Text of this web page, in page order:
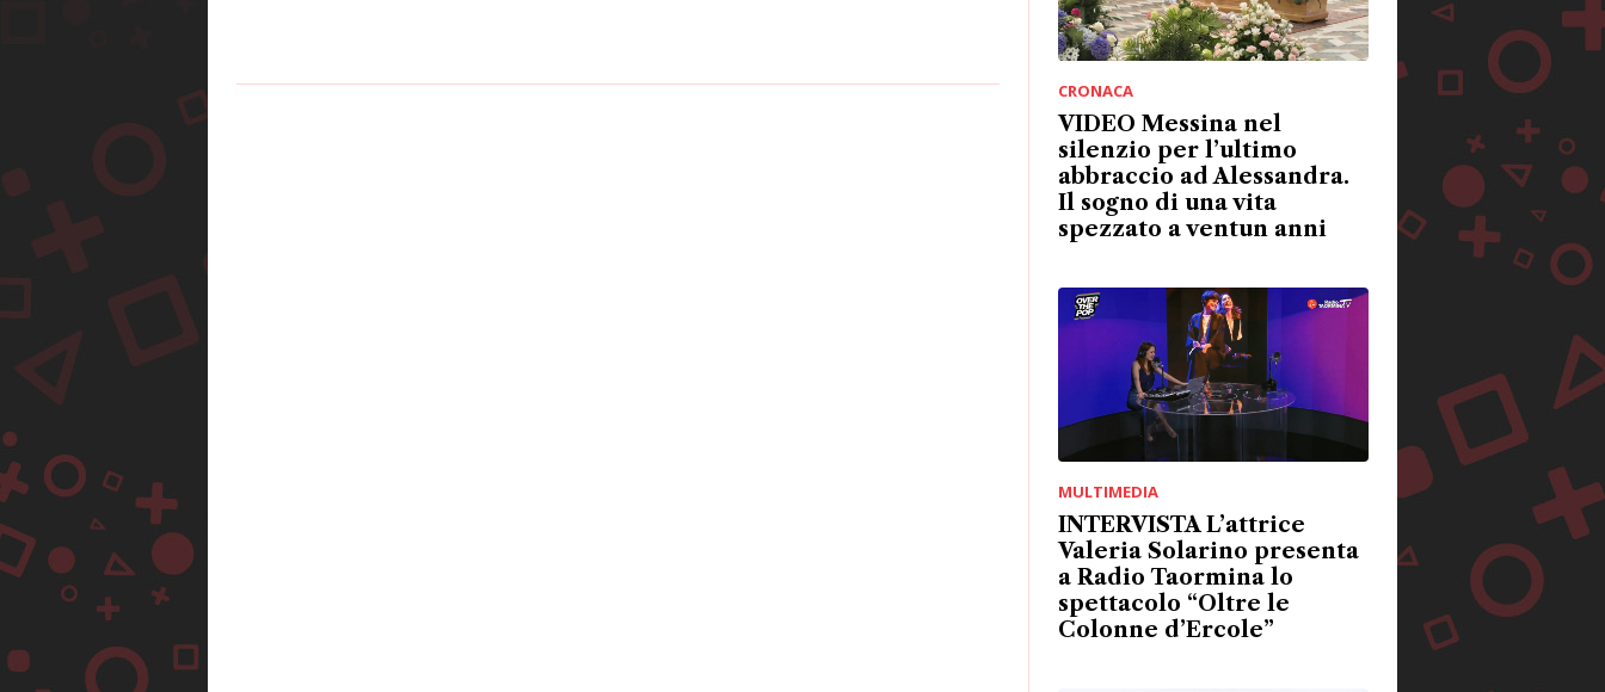
CRONACA
VIDEO Messina nel
silenzio per l’ultimo
abbraccio ad Alessandra.
Il sogno di una vita
spezzato a ventun anni
MULTIMEDIA
INTERVISTA L’attrice
Valeria Solarino presenta
a Radio Taormina lo
spettacolo “Oltre le
Colonne d’Ercole”